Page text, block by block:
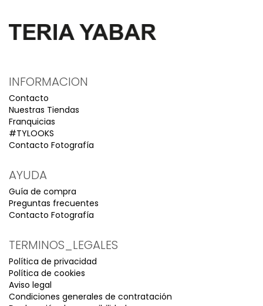
INFORMACION
Contacto
Nuestras Tiendas
Franquicias
#TYLOOKS
Contacto Fotografía
AYUDA
Guía de compra
Preguntas frecuentes
Contacto Fotografía
TERMINOS_LEGALES
Política de privacidad
Política de cookies
Aviso legal
Condiciones generales de contratación